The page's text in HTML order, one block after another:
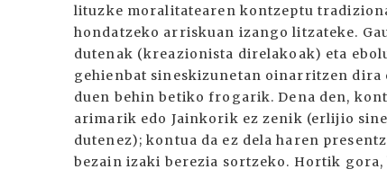
lituzke moralitatearen kontzeptu
hondatzeko arriskuan izango litzateke.
dutenak (kreazionista direlakoak) eta
gehienbat sineskizunetan oinarritzen dira
duen behin betiko frogarik. Dena den,
arimarik edo Jainkorik ez zenik (erlijio
dutenez); kontua da ez dela haren
bezain izaki berezia sortzeko. Hortik gora,